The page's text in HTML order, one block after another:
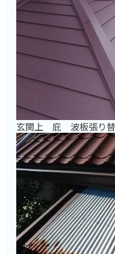
玄関上 庇 波板張り